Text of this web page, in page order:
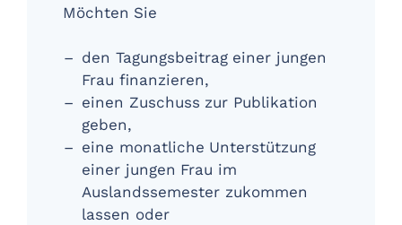
Möchten Sie
den Tagungsbeitrag einer jungen
Frau finanzieren,
einen Zuschuss zur Publikation
geben,
eine monatliche Unterstützung
einer jungen Frau im
Auslandssemester zukommen
lassen oder